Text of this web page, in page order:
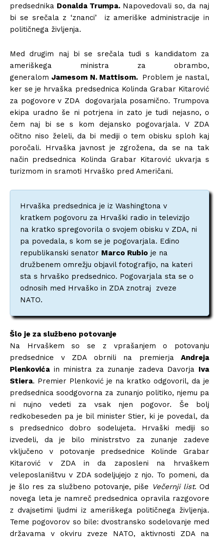
predsednika Donalda Trumpa. Napovedovali so, da naj
bi se srečala z ‘znanci’ iz ameriške administracije in
političnega življenja.
Med drugim naj bi se srečala tudi s kandidatom za
ameriškega ministra za obrambo,
generalomJamesom N. Mattisom. Problem je nastal,
ker se je hrvaška predsednica Kolinda Grabar Kitarović
za pogovore v ZDA dogovarjala posamično. Trumpova
ekipa uradno še ni potrjena in zato je tudi nejasno, o
čem naj bi se s kom dejansko pogovarjala. V ZDA
očitno niso želeli, da bi mediji o tem obisku sploh kaj
poročali. Hrvaška javnost je zgrožena, da se na tak
način predsednica Kolinda Grabar Kitarović ukvarja s
turizmom in sramoti Hrvaško pred Američani.
Hrvaška predsednica je iz Washingtona v
kratkem pogovoru za Hrvaški radio in televizijo
na kratko spregovorila o svojem obisku v ZDA, ni
pa povedala, s kom se je pogovarjala. Edino
republikanski senator Marco Rubio je na
družbenem omrežju objavil fotografijo, na kateri
sta s hrvaško predsednico. Pogovarjala sta se o
odnosih med Hrvaško in ZDA znotraj zveze
NATO.
Šlo je za službeno potovanje
Na Hrvaškem so se z vprašanjem o potovanju
predsednice v ZDA obrnili na premierja Andreja
Plenkovića in ministra za zunanje zadeva Davorja Iva
Stiera. Premier Plenković je na kratko odgovoril, da je
predsednica soodgovorna za zunanjo politiko, njemu pa
ni nujno vedeti za vsak njen pogovor. Še bolj
redkobeseden pa je bil minister Stier, ki je povedal, da
s predsednico dobro sodelujeta. Hrvaški mediji so
izvedeli, da je bilo ministrstvo za zunanje zadeve
vključeno v potovanje predsednice Kolinde Grabar
Kitarović v ZDA in da zaposleni na hrvaškem
veleposlaništvu v ZDA sodeljujejo z njo. To pomeni, da
je šlo res za službeno potovanje, piše
Večernji list. Od
novega leta je namreč predsednica opravila razgovore
z dvajsetimi ljudmi iz ameriškega političnega življenja.
Teme pogovorov so bile: dvostransko sodelovanje med
državama v okviru zveze NATO, aktivnosti ZDA na